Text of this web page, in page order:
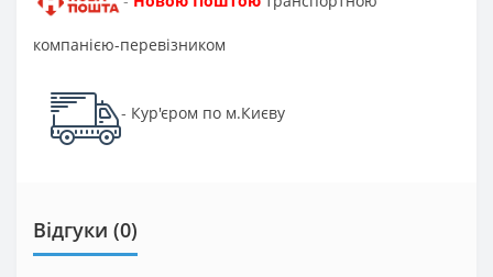
компанією-перевізником
- Кур'єром по м.Києву
Відгуки (0)